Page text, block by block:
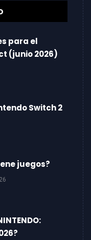
para el
(junio 2026)
Switch 2
juegos?